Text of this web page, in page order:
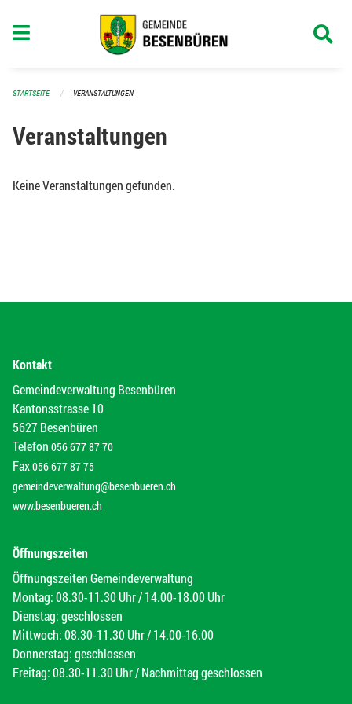
STARTSEITE VERANSTALTUNGEN
Veranstaltungen
Keine Veranstaltungen gefunden.
Kontakt
Gemeindeverwaltung Besenbüren
Kantonsstrasse 10
5627 Besenbüren
Telefon 056 677 87 70
Fax056 677 87 75
gemeindeverwaltung@besenbueren.ch
www.besenbueren.ch
Öffnungszeiten
Öffnungszeiten Gemeindeverwaltung
Montag: 08.30-11.30 Uhr / 14.00-18.00 Uhr
Dienstag: geschlossen
Mittwoch: 08.30-11.30 Uhr / 14.00-16.00
Donnerstag: geschlossen
Freitag: 08.30-11.30 Uhr / Nachmittag geschlossen